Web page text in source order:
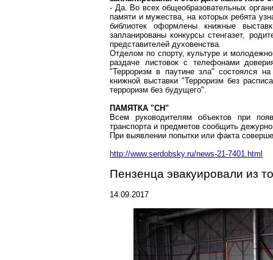
- Да. Во всех общеобразовательных
памяти и мужества, на которых ребята
библиотек оформлены книжные
запланированы конкурсы стенгазет,
представителей духовенства.
Отделом по спорту, культуре и
раздаче листовок с телефонами
"Терроризм в паутине зла" состоялся
книжной выставки "Терроризм без
терроризм без будущего".
ПАМЯТКА "СН"
Всем руководителям объектов при
транспорта и предметов сообщить
При выявлении попытки или факта
http://www.serdobsky.ru/news-21-7401.html
Пензенца эвакуировали из
14.09.2017